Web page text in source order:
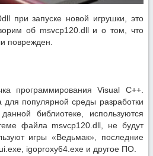
при запуске новой игрушки, это
об msvcp120.dll и о том, что
поврежден.
программирования Visual C++.
для популярной среды разработки
библиотеке, используются
файла msvcp120.dll, не будут
игры «Ведьмак», последние
igoproxy64.exe и другое ПО.